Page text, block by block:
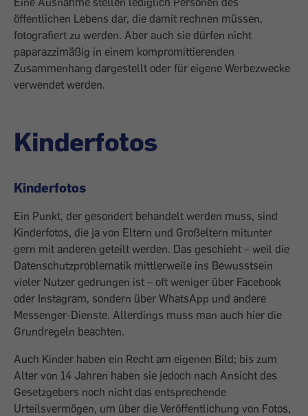
öffentlichen Lebens dar, die damit rechnen müssen,
fotografiert zu werden. Aber auch sie dürfen nicht
paparazzimäßig in einem kompromittierenden
Zusammenhang dargestellt oder für eigene Werbezwecke
verwendet werden.
Kinderfotos
Kinderfotos
Ein Punkt, der gesondert behandelt werden muss, sind
Kinderfotos, die ja von Eltern und Großeltern mitunter
gern mit anderen geteilt werden. Das geschieht – weil die
Datenschutzproblematik mittlerweile ins Bewusstsein
vieler Nutzer gedrungen ist – oft weniger über Facebook
oder Instagram, sondern über WhatsApp und andere
Messenger-Dienste. Allerdings muss man auch hier die
Grundregeln beachten.
Auch Kinder haben ein Recht am eigenen Bild; bis zum
Alter von 14 Jahren haben sie jedoch nach Ansicht des
Gesetzgebers noch nicht das entsprechende
Urteilsvermögen, um über die Veröffentlichung von Fotos,